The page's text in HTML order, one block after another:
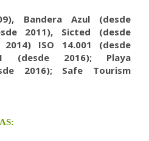
Bandera Azul (desde
2011), Sicted (desde
ISO 14.001 (desde
(desde 2016); Playa
2016); Safe Tourism